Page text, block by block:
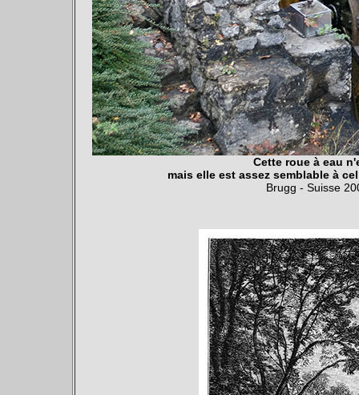
Cette roue à eau
mais elle est assez semblable à
Brugg - Suisse